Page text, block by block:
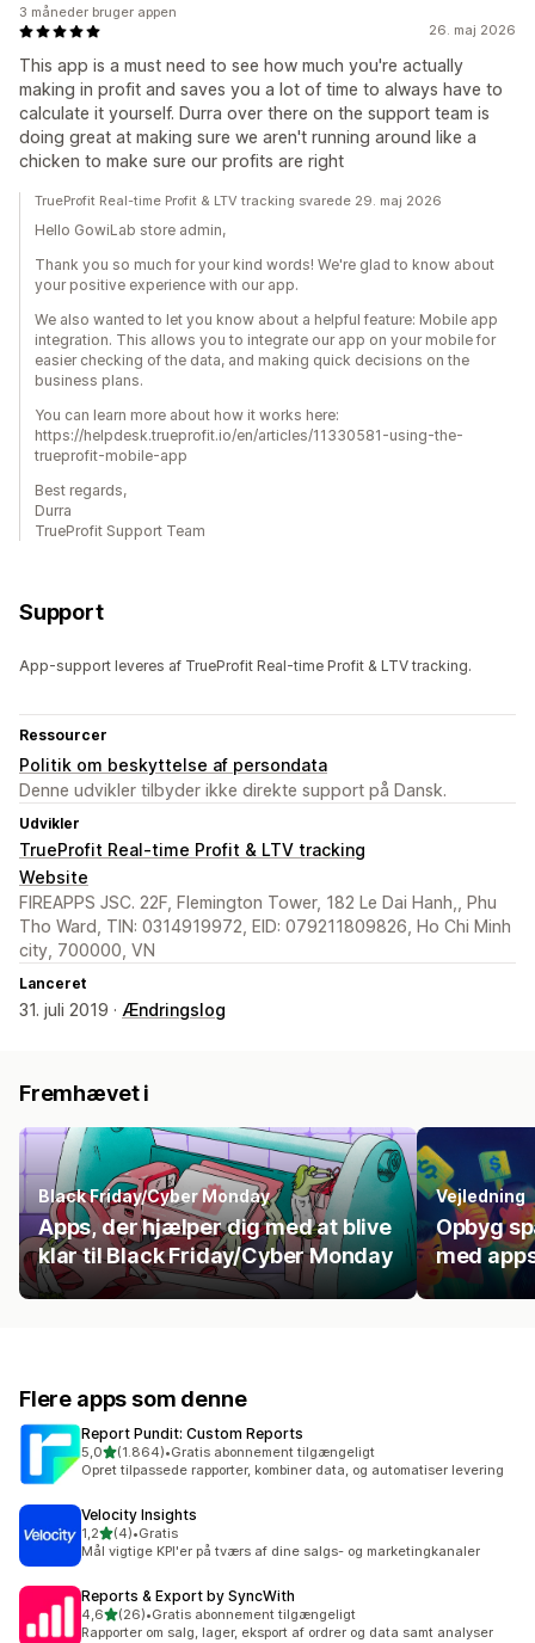
26. maj 2026
This app is a must need to see how much you're actually
making in profit and saves you a lot of time to always have to
calculate it yourself. Durra over there on the support team is
doing great at making sure we aren't running around like a
chicken to make sure our profits are right
3 måneder bruger appen
TrueProfit Real-time Profit & LTV tracking svarede 29. maj 2026
Hello GowiLab store admin,
Thank you so much for your kind words! We're glad to know about
your positive experience with our app.
We also wanted to let you know about a helpful feature: Mobile app
integration. This allows you to integrate our app on your mobile for
easier checking of the data, and making quick decisions on the
business plans.
You can learn more about how it works here:
https://helpdesk.trueprofit.io/en/articles/11330581-using-the-
trueprofit-mobile-app
Best regards,
Durra
TrueProfit Support Team
Support
App-support leveres af TrueProfit Real-time Profit & LTV tracking.
Ressourcer
Politik om beskyttelse af persondata
Denne udvikler tilbyder ikke direkte support på Dansk.
Udvikler
TrueProfit Real-time Profit & LTV tracking
Website
FIREAPPS JSC. 22F, Flemington Tower, 182 Le Dai Hanh,, Phu
Tho Ward, TIN: 0314919972, EID: 079211809826, Ho Chi Minh
city, 700000, VN
Lanceret
31. juli 2019 · Ændringslog
Fremhævet i
Black Friday/Cyber Monday
Apps, der hjælper dig med at blive
klar til Black Friday/Cyber Monday
Vejledning
Opbyg
med
Flere apps som denne
Report Pundit: Custom Reports
5,0ud af 5 stjerner
(1.864)
1864 anmeldelser i alt
•Gratis abonnement tilgængeligt
Opret tilpassede rapporter, kombiner data, og automatiser levering
Velocity Insights
1,2ud af 5 stjerner
(4)
4 anmeldelser i alt
•Gratis
Mål vigtige KPI'er på tværs af dine salgs- og marketingkanaler
Reports & Export by SyncWith
4,6ud af 5 stjerner
(26)
26 anmeldelser i alt
•Gratis abonnement tilgængeligt
Rapporter om salg, lager, eksport af ordrer og data samt analyser